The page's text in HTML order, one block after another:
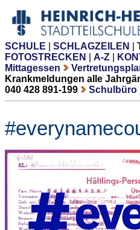
SCHULE SCHLAGZEILEN
FOTOSTRECKEN
A-Z
Mittagessen
Krankmeldungen alle
040 428 891-199
Schulbüro